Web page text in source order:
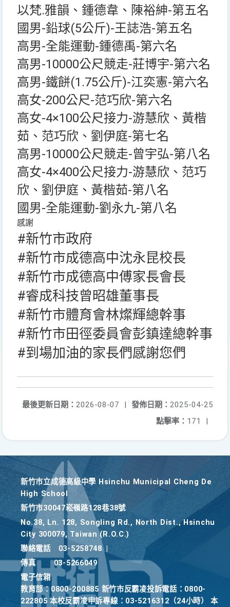
以梵.雅韻、鍾德韋、陳裕紳-第五名
國男-鉛球(5公斤)-王誌浩-第五名
高男-全能運動-鍾德禹-第六名
高男-10000公尺競走-莊博宇-第六名
高男-鐵餅(1.75公斤)-江奕憲-第六名
高女-200公尺-范巧欣-第六名
高女-4×100公尺接力-游慧欣、黃楷
茹、范巧欣、劉伊庭-第七名
高男-10000公尺競走-曾宇弘-第八名
高女-4×400公尺接力-游慧欣、范巧
欣、劉伊庭、黃楷茹-第八名
國男-全能運動-劉永九-第八名
感謝
#新竹市政府
#新竹市成德高中沈永昆校長
#新竹市成德高中傅家長會長
#睿成科技曾昭雄董事長
#新竹市體育會林燦輝總幹事
#新竹市田徑委員會彭鎮達總幹事
#到場加油的家長們感謝您們
發佈日期： 2025-04-25
最後更新日期： 2026-08-07
|
點擊率： 171 |
新竹巿立成德高級中學 Hsinchu Municipal Cheng De
High School
新竹巿30047崧嶺路128巷38號
No.38, Ln. 128, Songling Rd., North Dist., Hsinchu
City 300079, Taiwan (R.O.C.)
聯絡電話
03-5258748
傳真
03-5266049
電子信箱
教育部：0800-200885 新竹市反霸凌投訴電話：0800-
222805 本校反霸凌申訴專線：03-5216312（24小時） 本